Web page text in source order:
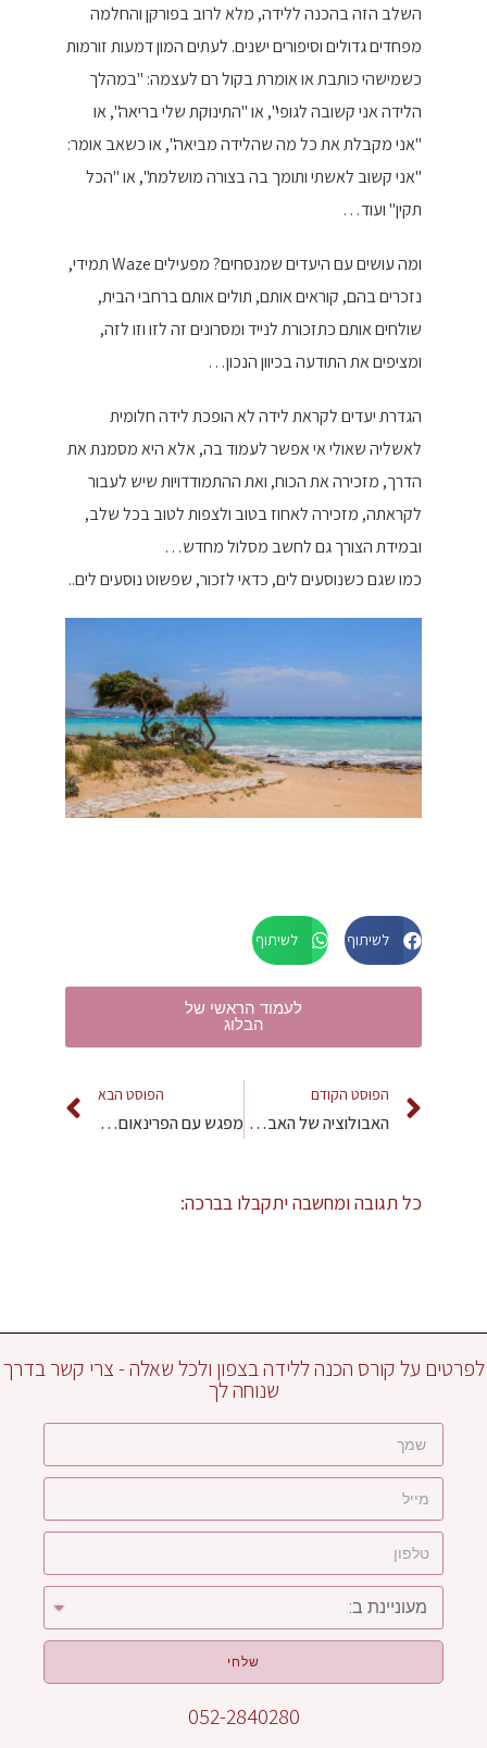
השלב הזה בהכנה ללידה, מלא לרוב בפורקן והחלמה
מפחדים גדולים וסיפורים ישנים. לעתים המון דמעות זורמות
כשמישהי כותבת או אומרת בקול רם לעצמה: "במהלך
הלידה אני קשובה לגופי", או "התינוקת שלי בריאה", או
"אני מקבלת את כל מה שהלידה מביאה", או כשאב אומר:
"אני קשוב לאשתי ותומך בה בצורה מושלמת", או "הכל
תקין" ועוד…
ומה עושים עם היעדים שמנסחים? מפעילים Waze תמידי,
נזכרים בהם, קוראים אותם, תולים אותם ברחבי הבית,
שולחים אותם כתזכורת לנייד ומסרונים זה לזו וזו לזה,
ומציפים את התודעה בכיוון הנכון…
הגדרת יעדים לקראת לידה לא הופכת לידה חלומית
לאשליה שאולי אי אפשר לעמוד בה, אלא היא מסמנת את
הדרך, מזכירה את הכוח, ואת ההתמודדויות שיש לעבור
לקראתה, מזכירה לאחוז בטוב ולצפות לטוב בכל שלב,
ובמידת הצורך גם לחשב מסלול מחדש…
כמו שגם כשנוסעים לים, כדאי לזכור, שפשוט נוסעים לים..
לשיתוף בפייסבוקלשיתוף WhatsApp
לעמוד הראשי של
הבלוג
הפוסט הקודם
האבולוציה של האבהות – גברים בחדר לידה ובחיים
הפוסט הבא
מפגש עם הפרינאום, או… מסרים תרבותיים ששינו את פני הלידה, או… הגוף יודע להיפתח, או… לנסח מחדש רכות והחלמה…
כל תגובה ומחשבה יתקבלו בברכה:
לפרטים על קורס הכנה ללידה בצפון ולכל שאלה - צרי קשר בדרך
שנוחה לך
שלחי
052-2840280